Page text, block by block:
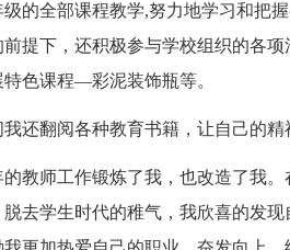
的全部课程教学,努力地学习和把
提下，还积极参与学校组织的各
色课程—彩泥装饰瓶等。
还翻阅各种教育书籍，让自己的精
教师工作锻炼了我，也改造了我
去学生时代的稚气，我欣喜的发